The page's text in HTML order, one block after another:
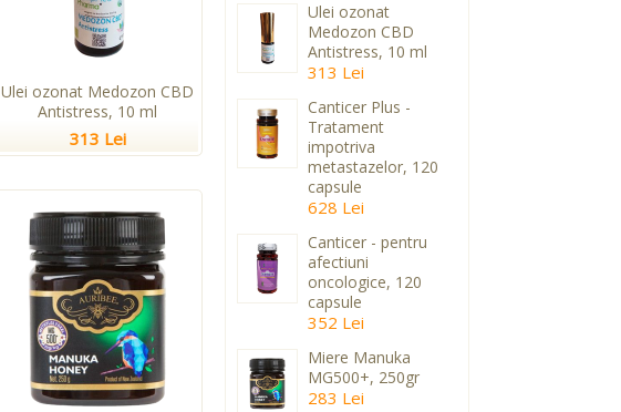
Ulei ozonat Medozon CBD
Antistress, 10 ml
313 Lei
Ulei ozonat
Medozon CBD
Antistress, 10 ml
313 Lei
Canticer Plus -
Tratament
impotriva
metastazelor, 120
capsule
628 Lei
Canticer - pentru
afectiuni
oncologice, 120
capsule
352 Lei
Miere Manuka
MG500+, 250gr
283 Lei